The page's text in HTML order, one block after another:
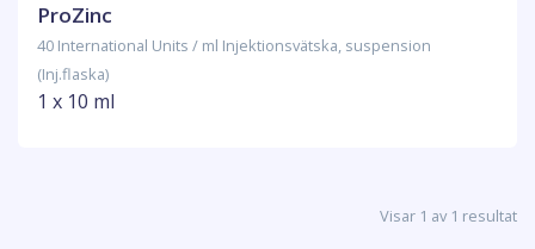
ProZinc
40 International Units / ml Injektionsvätska, suspension
(Inj.flaska)
1 x 10 ml
Visar 1 av 1 resultat